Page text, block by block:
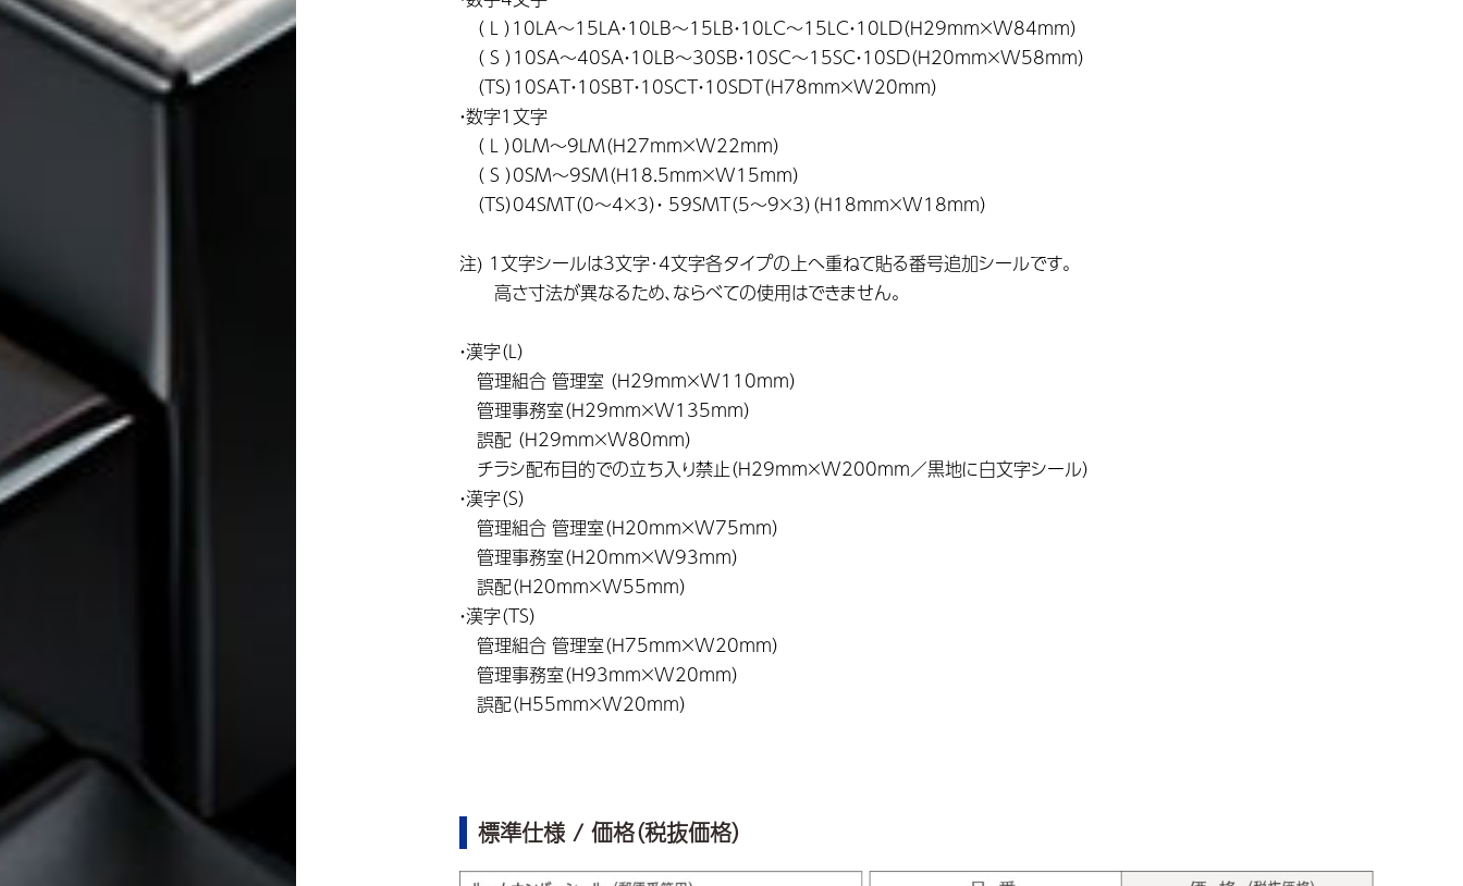
（ L ）10LA～15LA・10LB〜15LB・10LC～15LC・10LD（H29mm×W84mm）
（ S ）10SA～40SA・10LB〜30SB・10SC～15SC・10SD（H20mm×W58mm）
（TS）10SAT・10SBT・10SCT・10SDT（H78mm×W20mm）
・数字1文字
（ L ）0LM～9LM（H27mm×W22mm）
（ S ）0SM～9SM（H18.5mm×W15mm）
（TS）04SMT（0～4×3）・ 59SMT（5～9×3）（H18mm×W18mm）
注) 1文字シールは3文字･4文字各タイプの上へ重ねて貼る番号追加シールです。
高さ寸法が異なるため、ならべての使用はできません。
・漢字（L）
管理組合 管理室 （H29mm×W110mm）
管理事務室（H29mm×W135mm）
誤配 （H29mm×W80mm）
チラシ配布目的での立ち入り禁止（H29mm×W200mm／黒地に白文字シール）
・漢字（S）
管理組合 管理室（H20mm×W75mm）
管理事務室（H20mm×W93mm）
誤配（H20mm×W55mm）
・漢字（TS）
管理組合 管理室（H75mm×W20mm）
管理事務室（H93mm×W20mm）
誤配（H55mm×W20mm）
標準仕様 / 価格（税抜価格）